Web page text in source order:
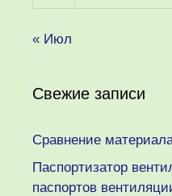
« Июл
Свежие записи
Сравнение
Паспортизатор
паспортов